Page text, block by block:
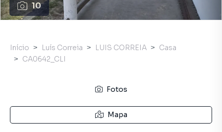
10
Início Luís Correia LUIS CORREIA
Casa
CA0642_CLI
Fotos
Mapa